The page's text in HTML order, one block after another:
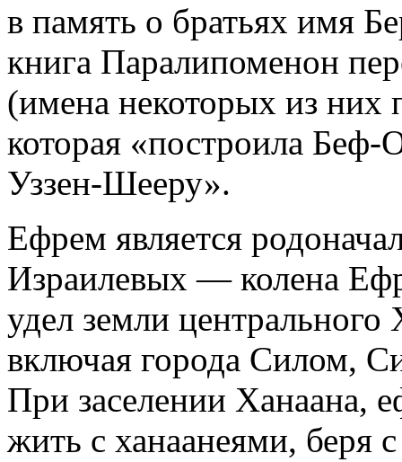
в память о братьях имя
книга Паралипоменон
(имена некоторых из них
которая «построила
Уззен-Шееру».
Ефрем является
Израилевых — колена
удел земли
включая города Силом,
При заселении Ханаана,
жить с ханаанеями, беря